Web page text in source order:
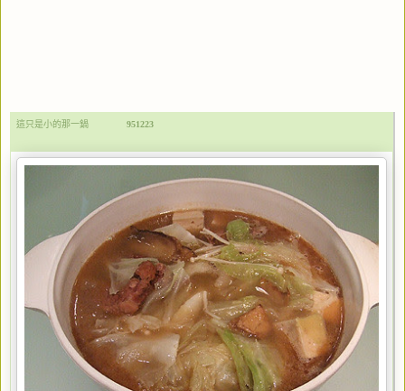
這只是小的那一鍋 951223